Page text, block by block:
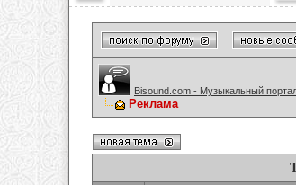
Bisound.com - Музыкальный
Реклама